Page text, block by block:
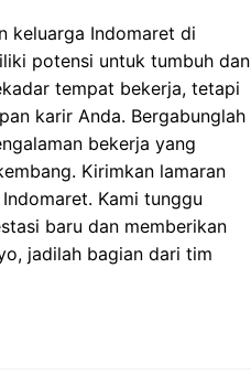
keluarga Indomaret di
potensi untuk tumbuh dan
tempat bekerja, tetapi
karir Anda. Bergabunglah
bekerja yang
Kirimkan lamaran
Kami tunggu
baru dan memberikan
jadilah bagian dari tim